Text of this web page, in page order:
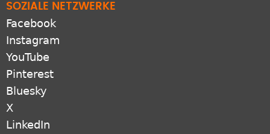
SOZIALE NETZWERKE
Facebook
Instagram
YouTube
Pinterest
Bluesky
X
LinkedIn